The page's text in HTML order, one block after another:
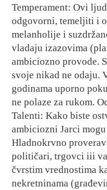
Temperament: Ovi
odgovorni, temeljiti i
melanholije i
vladaju izazovima
ambiciozno provode.
svoje nikad ne odaju.
godinama uporno
ne polaze za rukom.
Talenti: Kako biste
ambiciozni Jarci
Hladnokrvno
političari, trgovci iii
čvrstim vrednostima
nekretninama